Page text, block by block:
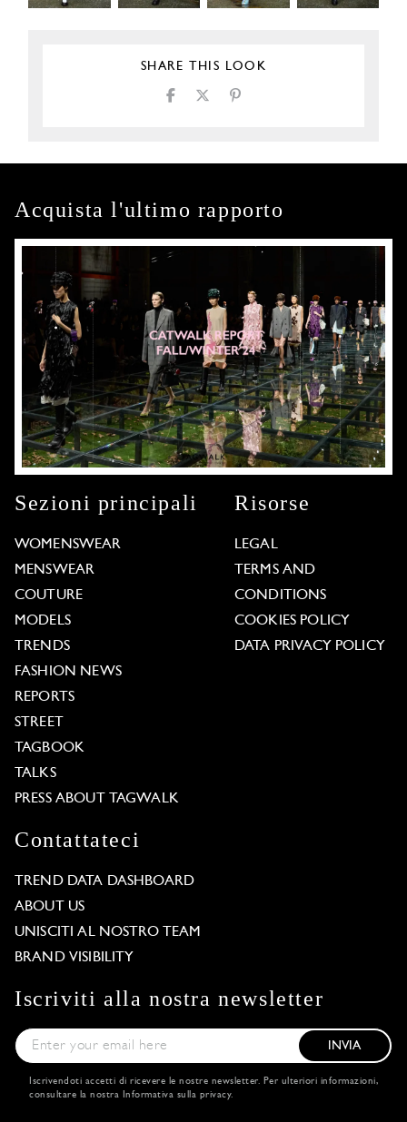
SHARE THIS LOOK
Acquista l'ultimo rapporto
Sezioni principali
WOMENSWEAR
MENSWEAR
COUTURE
MODELS
TRENDS
FASHION NEWS
REPORTS
STREET
TAGBOOK
TALKS
PRESS ABOUT TAGWALK
Risorse
LEGAL
TERMS AND
CONDITIONS
COOKIES POLICY
DATA PRIVACY POLICY
Contattateci
TREND DATA DASHBOARD
ABOUT US
UNISCITI AL NOSTRO TEAM
BRAND VISIBILITY
Iscriviti alla nostra newsletter
INVIA
Iscrivendoti accetti di ricevere le nostre newsletter. Per ulteriori informazioni,
consultare la nostra
Informativa sulla privacy.